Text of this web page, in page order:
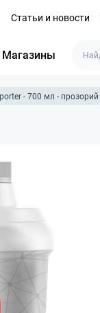
Статьи и новости
Магазины
- 700 мл - прозорий